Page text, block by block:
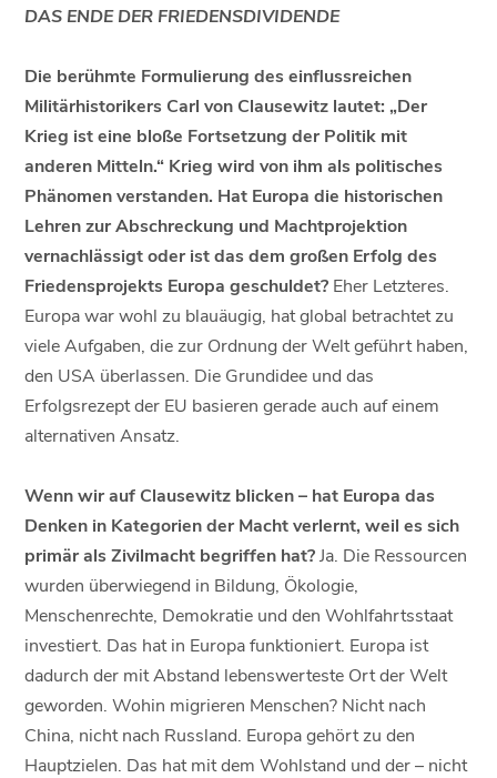
DAS ENDE DER FRIEDENSDIVIDENDE
Die berühmte Formulierung des einflussreichen
Militärhistorikers Carl von Clausewitz lautet: „Der
Krieg ist eine bloße Fortsetzung der Politik mit
anderen Mitteln.“ Krieg wird von ihm als politisches
Phänomen verstanden. Hat Europa die historischen
Lehren zur Abschreckung und Machtprojektion
vernachlässigt oder ist das dem großen Erfolg des
Friedensprojekts Europa geschuldet? Eher Letzteres.
Europa war wohl zu blauäugig, hat global betrachtet zu
viele Aufgaben, die zur Ordnung der Welt geführt haben,
den USA überlassen. Die Grundidee und das
Erfolgsrezept der EU basieren gerade auch auf einem
alternativen Ansatz.
Wenn wir auf Clausewitz blicken – hat Europa das
Denken in Kategorien der Macht verlernt, weil es sich
primär als Zivilmacht begriffen hat? Ja. Die Ressourcen
wurden überwiegend in Bildung, Ökologie,
Menschenrechte, Demokratie und den Wohlfahrtsstaat
investiert. Das hat in Europa funktioniert. Europa ist
dadurch der mit Abstand lebenswerteste Ort der Welt
geworden. Wohin migrieren Menschen? Nicht nach
China, nicht nach Russland. Europa gehört zu den
Hauptzielen. Das hat mit dem Wohlstand und der – nicht